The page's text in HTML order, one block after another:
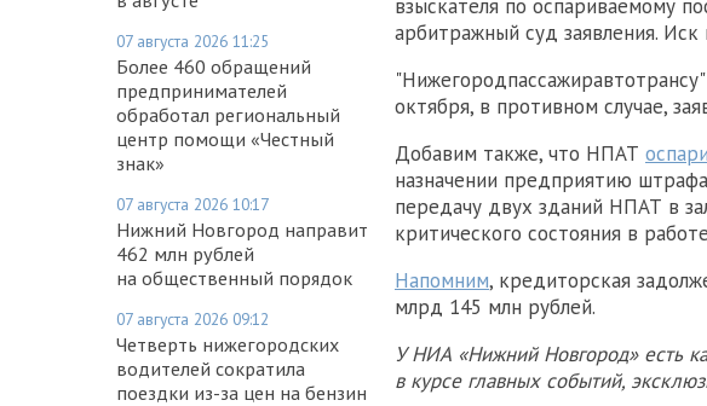
07 августа 2026 11:25
Более 460 обращений
предпринимателей
обработал региональный
центр помощи «Честный
знак»
07 августа 2026 10:17
Нижний Новгород направит
462 млн рублей
на общественный порядок
07 августа 2026 09:12
Четверть нижегородских
водителей сократила
поездки из-за цен на бензин
взыскателя по оспариваемому
арбитражный суд заявления.
октября, в противном случае,
Добавим также, что НПАТ
назначении предприятию
передачу двух зданий НПАТ в
критического состояния в
Напомним, кредиторская
млрд 145 млн рублей.
У НИА «Нижний Новгород» есть
в курсе главных событий,